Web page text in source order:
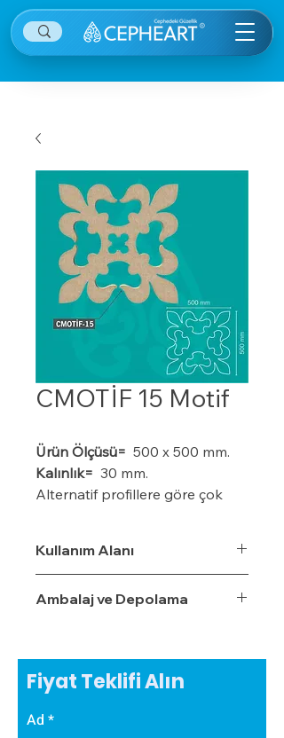
CMOTİF 15 Motif
Ürün Ölçüsü= 500 x 500 mm.
Kalınlık= 30 mm.
Alternatif profillere göre çok
yumuşama ve sarkma yapmaz.
Yalıtım sistemine tam
uyumludur.
Dış koşullara son derece
dayanıklıdır.
Güneş ışınlarından etkilenmez.
Kullanım Alanı
Ambalaj ve Depolama
Fiyat Teklifi Alın
Ad